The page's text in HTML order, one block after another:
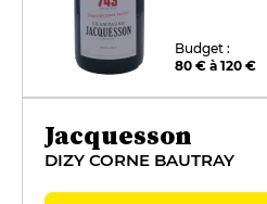
Budget :
80 € à 120 €
Jacquesson
DIZY CORNE BAUTRAY